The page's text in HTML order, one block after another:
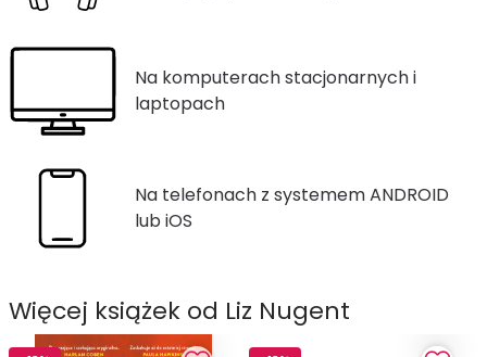
Na komputerach stacjonarnych i
laptopach
Na telefonach z systemem ANDROID
lub iOS
Więcej książek od Liz Nugent